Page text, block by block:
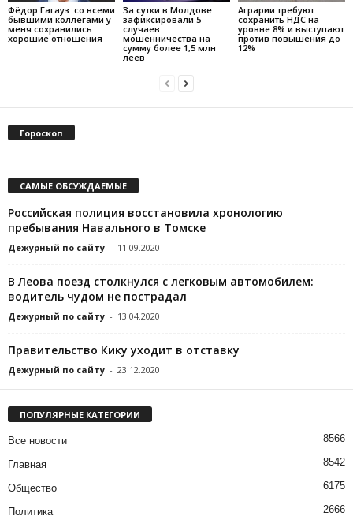
Фёдор Гагауз: со всеми
бывшими коллегами у
меня сохранились
хорошие отношения
За сутки в Молдове
зафиксировали 5
случаев
мошенничества на
сумму более 1,5 млн
леев
Аграрии требуют
сохранить НДС на
уровне 8% и выступают
против повышения до
12%
Гороскоп
САМЫЕ ОБСУЖДАЕМЫЕ
Российская полиция восстановила хронологию
пребывания Навального в Томске
Дежурный по сайту - 11.09.2020
В Леова поезд столкнулся с легковым автомобилем:
водитель чудом не пострадал
Дежурный по сайту - 13.04.2020
Правительство Кику уходит в отставку
Дежурный по сайту - 23.12.2020
ПОПУЛЯРНЫЕ КАТЕГОРИИ
Все новости 8566
Главная 8542
Общество 6175
Политика 2666